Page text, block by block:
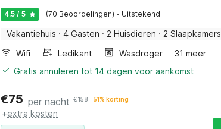
4.5 / 5 (70 Beoordelingen) · Uitstekend
Vakantiehuis · 4 Gasten · 2 Huisdieren · 2 Slaapkamers
Wifi
Ledikant Wasdroger
31 meer
Gratis annuleren tot 14 dagen voor aankomst
€75 per nacht €158 51% korting
+extra kosten